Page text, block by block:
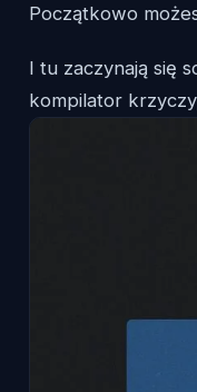
Początkowo
I tu zaczynają się
kompilator